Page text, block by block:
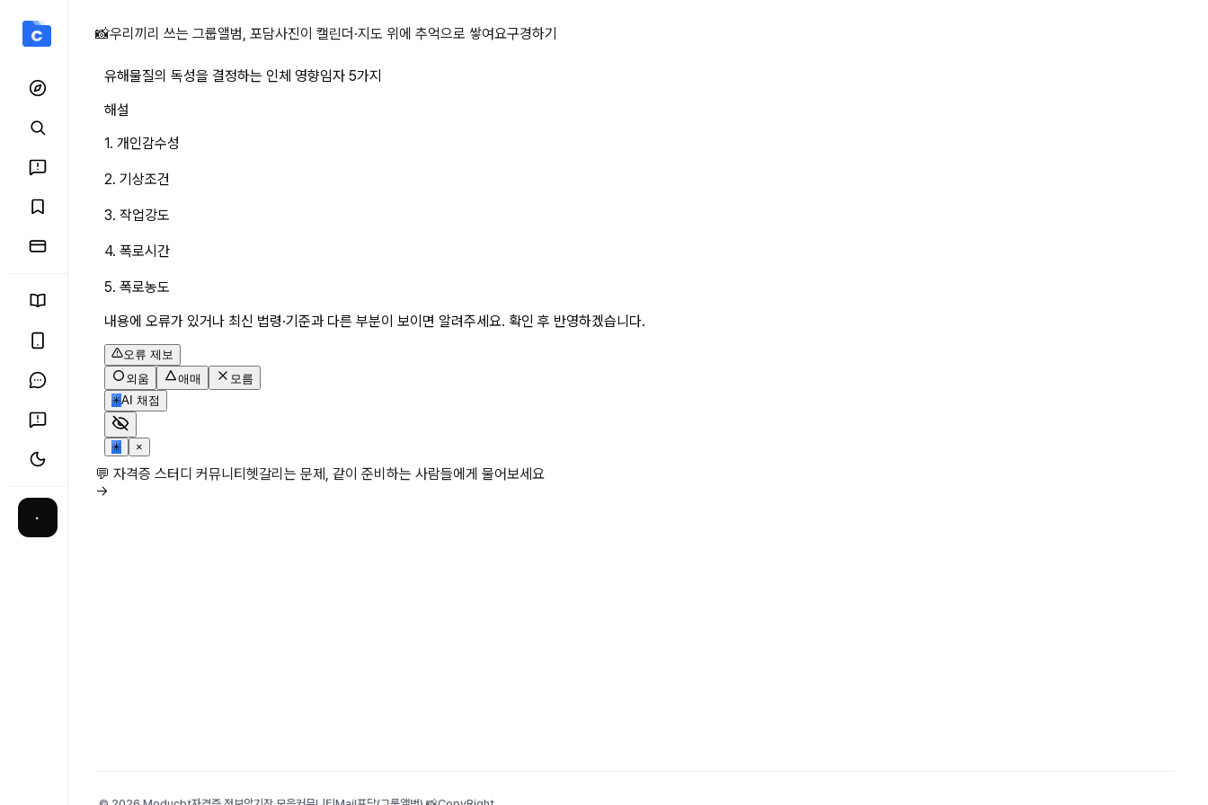
·
유해물질의 독성을 결정하는 인체 영향임자 5가지 상세 페이지
📸우리끼리 쓰는 그룹앨범, 포담사진이 캘린더·지도 위에 추억으로 쌓여요구경하기
유해물질의 독성을 결정하는 인체 영향임자 5가지
해설
1. 개인감수성
2. 기상조건
3. 작업강도
4. 폭로시간
5. 폭로농도
내용에 오류가 있거나 최신 법령·기준과 다른 부분이 보이면 알려주세요. 확인 후 반영하겠습니다.
오류 제보
외움
애매
모름
✳AI 채점
✳ ×
💬 자격증 스터디 커뮤니티헷갈리는 문제, 같이 준비하는 사람들에게 물어보세요
→